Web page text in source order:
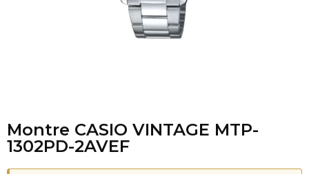
Montre CASIO VINTAGE MTP-
1302PD-2AVEF